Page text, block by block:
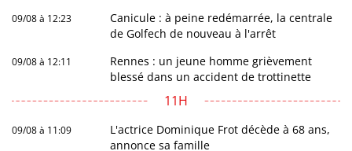
09/08 à 12:23
Canicule : à peine redémarrée, la centrale
de Golfech de nouveau à l'arrêt
09/08 à 12:11
Rennes : un jeune homme grièvement
blessé dans un accident de trottinette
11H
09/08 à 11:09
L'actrice Dominique Frot décède à 68 ans,
annonce sa famille